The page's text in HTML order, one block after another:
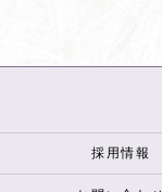
採用情報